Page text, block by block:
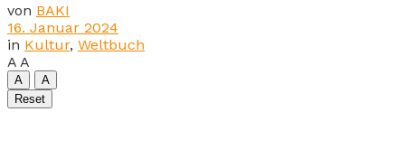
von BAKI
16. Januar 2024
in Kultur, Weltbuch
A A
A
A
Reset